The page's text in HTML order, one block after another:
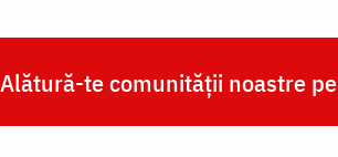
Alătură-te comunității noastre pe